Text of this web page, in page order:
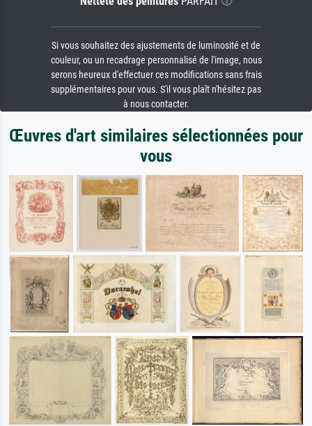
Si vous souhaitez des ajustements de luminosité et de
couleur, ou un recadrage personnalisé de l'image, nous
serons heureux d'effectuer ces modifications sans frais
supplémentaires pour vous. S'il vous plaît n'hésitez pas
à nous contacter.
Œuvres d'art similaires sélectionnées pour
vous